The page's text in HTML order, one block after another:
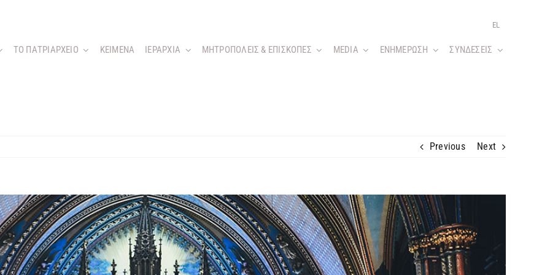
EL
ΤΟ ΠΑΤΡΙΑΡΧΕΙΟ KEIMENA ΙΕΡΑΡΧΙΑ ΜΗΤΡΟΠΟΛΕΙΣ & ΕΠΙΣΚΟΠΕΣ MEDIA ΕΝΗΜΕΡΩΣΗ ΣΥΝΔΕΣΕΙΣ
Previous Next